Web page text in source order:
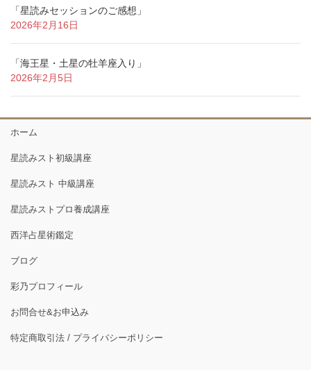
「星読みセッションのご感想」
2026年2月16日
「海王星・土星の牡羊座入り」
2026年2月5日
ホーム
星読みスト初級講座
星読みスト 中級講座
星読みストプロ養成講座
西洋占星術鑑定
ブログ
彩乃プロフィール
お問合せ&お申込み
特定商取引法 / プライバシーポリシー